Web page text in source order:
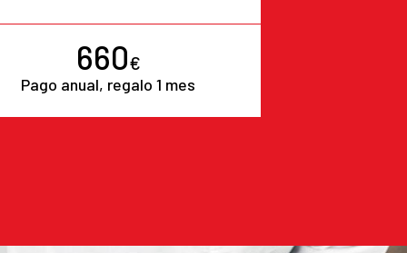
660€
Pago anual, regalo 1 mes